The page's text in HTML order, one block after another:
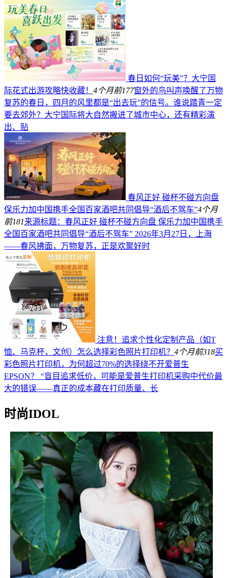
春日如何“玩美”？大宁国
际花式出游攻略快收藏！ 4个月前177窗外的鸟叫声唤醒了万物
复苏的春日，四月的风里都是“出去玩”的信号。谁说踏青一定
要去郊外？大宁国际将大自然搬进了城市中心，还有精彩演
出、贴
春风正好 碰杯不碰方向盘
保乐力加中国携手全国百家酒吧共同倡导“酒后不驾车”4个月
前181来源标题：春风正好 碰杯不碰方向盘 保乐力加中国携手
全国百家酒吧共同倡导“酒后不驾车” 2026年3月27日，上海
——春风拂面，万物复苏，正是欢聚好时
注意！追求个性化定制产品（如T
恤、马克杯，文创）怎么选择彩色照片打印机？ 4个月前318买
彩色照片打印机，为何超过70%的选择绕不开爱普生
EPSON？ “盲目追求低价，可能是爱普生打印机采购中代价最
大的错误——真正的成本藏在打印质量、长
时尚IDOL